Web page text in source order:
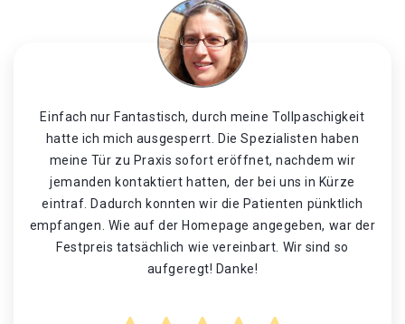
Einfach nur Fantastisch, durch meine Tollpaschigkeit
hatte ich mich ausgesperrt. Die Spezialisten haben
meine Tür zu Praxis sofort eröffnet, nachdem wir
jemanden kontaktiert hatten, der bei uns in Kürze
eintraf. Dadurch konnten wir die Patienten pünktlich
empfangen. Wie auf der Homepage angegeben, war der
Festpreis tatsächlich wie vereinbart. Wir sind so
aufgeregt! Danke!